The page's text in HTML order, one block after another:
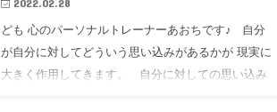
2022.02.28
ども 心のパーソナルトレーナーあおちです♪ 自分
が自分に対してどういう思い込みがあるかが 現実に
大きく作用してきます。 自分に対しての思い込み